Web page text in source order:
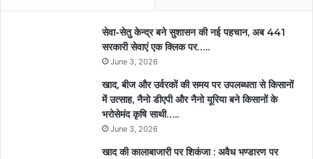
सेवा-सेतु केन्द्र बने सुशासन की नई पहचान, अब 441
सरकारी सेवाएं एक क्लिक पर…..
June 3, 2026
खाद, बीज और उर्वरकों की समय पर उपलब्धता से किसानों
में उत्साह, नैनो डीएपी और नैनो यूरिया बने किसानों के
भरोसेमंद कृषि साथी…..
June 3, 2026
खाद की कालाबाजारी पर शिकंजा : अवैध भण्डारण पर